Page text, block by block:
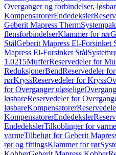
Overganger og forbindelser,
KompensatorerEndedeksler
Geberit Mapress Therm
flensforbindelserKlammer for rør
StålGeberit Mapress El-Forsinket
Mapress El-Forsinket Stål
1.0215MufferReservedeler for
ReduksjonerBendReservedeler
rørKryssReservedeler for Kryss
for Overganger uløselige
løsbareReservedeler for
løsbareKompensatorer
KompensatorerEndedeksler
EndedekslerTilkoblinger for varme
varmeTilbehør for Geberit
rør og fittingsKlammer for rør